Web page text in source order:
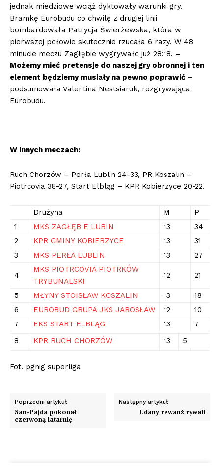
jednak miedziowe wciąż dyktowały warunki gry.
Bramkę Eurobudu co chwilę z drugiej linii
bombardowała Patrycja Świerżewska, która w
pierwszej połowie skutecznie rzucała 6 razy. W 48
minucie meczu Zagłębie wygrywało już 28:18. –
Możemy mieć pretensje do naszej gry obronnej i ten
element będziemy musiały na pewno poprawić –
podsumowała Valentina Nestsiaruk, rozgrywająca
Eurobudu.
W innych meczach:
Ruch Chorzów – Perła Lublin 24-33, PR Koszalin –
Piotrcovia 38-27, Start Elbląg – KPR Kobierzyce 20-22.
Drużyna M
P
1
MKS ZAGŁĘBIE LUBIN 13
34
2
KPR GMINY KOBIERZYCE 13
31
3
MKS PERŁA LUBLIN 13 27
4
MKS PIOTRCOVIA PIOTRKÓW
TRYBUNALSKI
12 21
5 MŁYNY STOISŁAW KOSZALIN 13
18
6
EUROBUD GRUPA JKS JAROSŁAW 12
10
7
EKS START ELBLĄG 13
7
8
KPR RUCH CHORZÓW 13 5
Fot. pgnig superliga
Poprzedni artykuł
San-Pajda pokonał
czerwoną latarnię
Następny artykuł
Udany rewanż rywali